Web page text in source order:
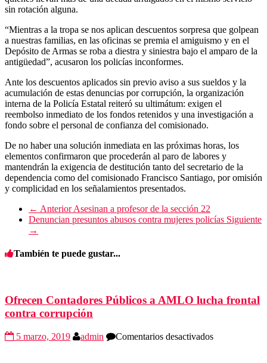
sin rotación alguna.
“Mientras a la tropa se nos aplican descuentos sorpresa que golpean
a nuestras familias, en las oficinas se premia el amiguismo y en el
Depósito de Armas se roba a diestra y siniestra bajo el amparo de la
antigüedad”, acusaron los policías inconformes.
Ante los descuentos aplicados sin previo aviso a sus sueldos y la
acumulación de estas denuncias por corrupción, la organización
interna de la Policía Estatal reiteró su ultimátum: exigen el
reembolso inmediato de los fondos retenidos y una investigación a
fondo sobre el personal de confianza del comisionado.
De no haber una solución inmediata en las próximas horas, los
elementos confirmaron que procederán al paro de labores y
mantendrán la exigencia de destitución tanto del secretario de la
dependencia como del comisionado Francisco Santiago, por omisión
y complicidad en los señalamientos presentados.
← AnteriorAsesinan a profesor de la sección 22
Denuncian presuntos abusos contra mujeres policías Siguiente
→
También te puede gustar...
Ofrecen Contadores Públicos a AMLO lucha frontal
contra corrupción
5 marzo, 2019 admin Comentarios desactivadosen